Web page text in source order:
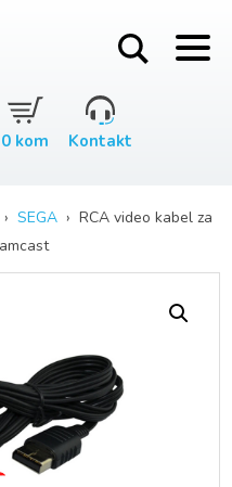
0 kom Kontakt
› SEGA › RCA video kabel za